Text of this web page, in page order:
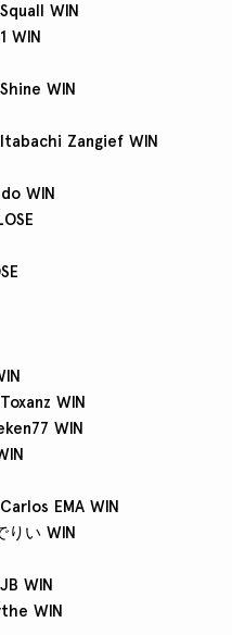
WIN
WIN
WIN
Zangief WIN
WIN
WIN
WIN
EMA WIN
りい WIN
WIN
WIN